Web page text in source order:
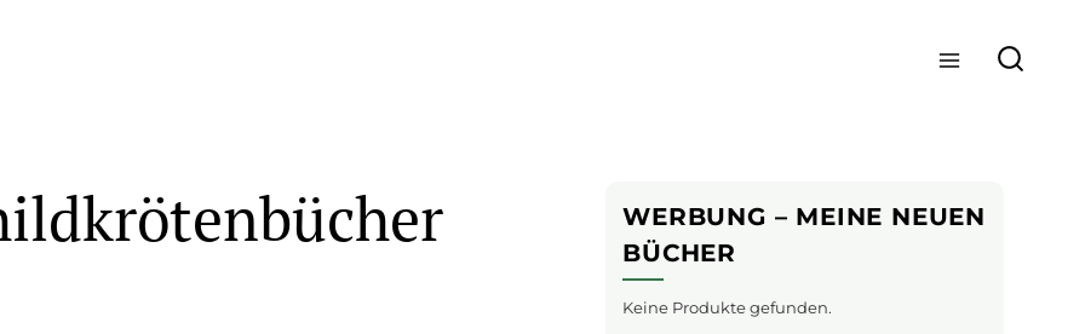
WERBUNG – MEINE NEUEN
BÜCHER
Keine Produkte gefunden.